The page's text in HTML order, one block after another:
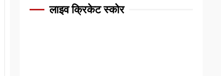
लाइव क्रिकेट स्कोर